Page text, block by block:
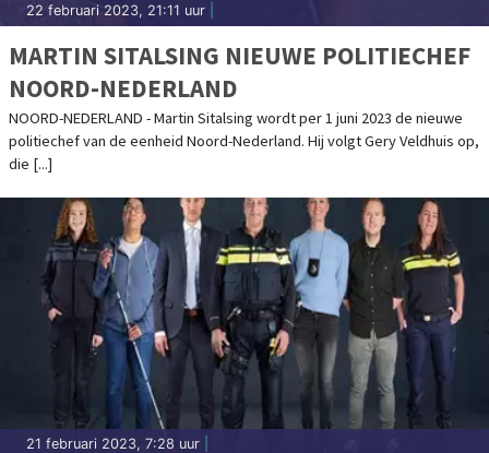
22 februari 2023, 21:11 uur
MARTIN SITALSING NIEUWE POLITIECHEF
NOORD-NEDERLAND
NOORD-NEDERLAND - Martin Sitalsing wordt per 1 juni 2023 de nieuwe
politiechef van de eenheid Noord-Nederland. Hij volgt Gery Veldhuis op,
die [...]
21 februari 2023, 7:28 uur